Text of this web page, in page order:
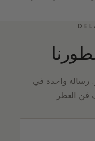
رسالة واحدة في
فن العطر.